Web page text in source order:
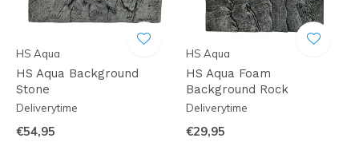
HS Aqua
HS Aqua Background
Stone
Deliverytime
€54,95
HS Aqua
HS Aqua Foam
Background Rock
Deliverytime
€29,95